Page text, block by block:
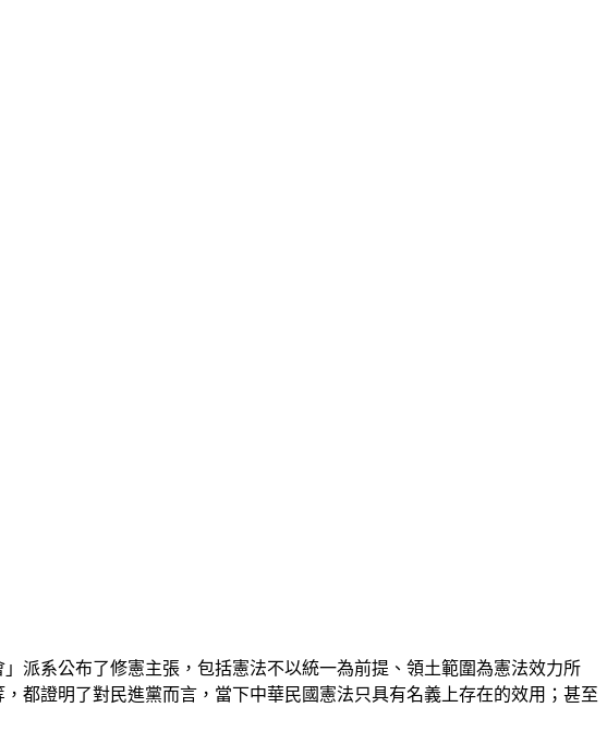
」派系公布了修憲主張，包括憲法不以統一為前提、領土範圍為憲法效力所
都證明了對民進黨而言，當下中華民國憲法只具有名義上存在的效用；甚至